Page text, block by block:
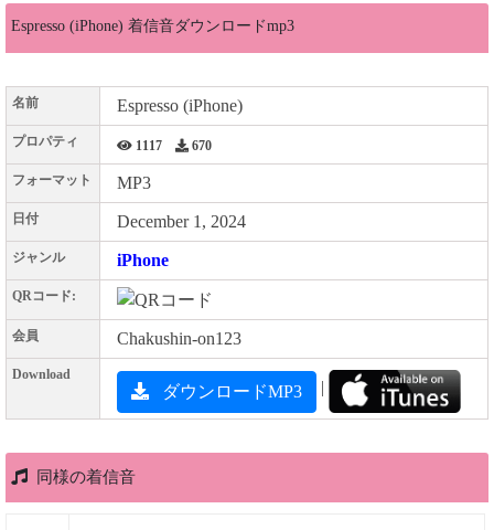
Espresso (iPhone) 着信音ダウンロードmp3
名前 Espresso (iPhone)
プロパティ 1117 670
フォーマット MP3
日付 December 1, 2024
ジャンル iPhone
QRコード:
会員 Chakushin-on123
Download
ダウンロードMP3 |
同様の着信音